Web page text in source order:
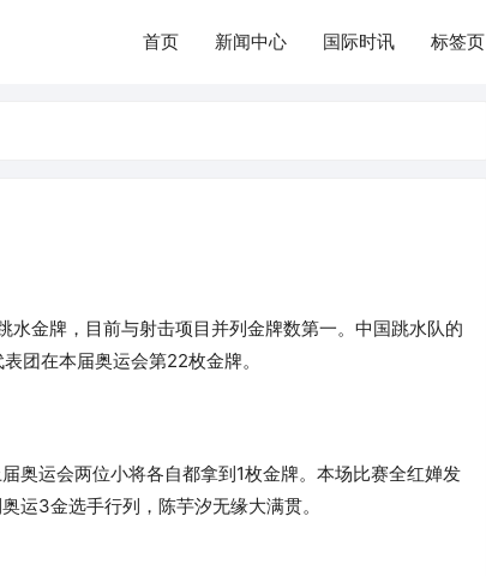
首页 新闻中心 国际时讯 标签页
金牌，目前与射击项目并列金牌数第一。中国跳水队的
团在本届奥运会第22枚金牌。
奥运会两位小将各自都拿到1枚金牌。本场比赛全红婵发
运3金选手行列，陈芋汐无缘大满贯。